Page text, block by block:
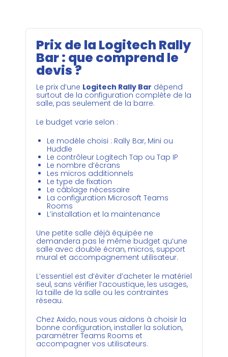
Prix de la Logitech Rally
Bar : que comprend le
devis ?
Le prix d’une Logitech Rally Bar dépend
surtout de la configuration complète de la
salle, pas seulement de la barre.
Le budget varie selon :
Le modèle choisi : Rally Bar, Mini ou
Huddle
Le contrôleur Logitech Tap ou Tap IP
Le nombre d’écrans
Les micros additionnels
Le type de fixation
Le câblage nécessaire
La configuration Microsoft Teams
Rooms
L’installation et la maintenance
Une petite salle déjà équipée ne
demandera pas le même budget qu’une
salle avec double écran, micros, support
mural et accompagnement utilisateur.
L’essentiel est d’éviter d’acheter le matériel
seul, sans vérifier l’acoustique, les usages,
la taille de la salle ou les contraintes
réseau.
Chez Axido, nous vous aidons à choisir la
bonne configuration, installer la solution,
paramétrer Teams Rooms et
accompagner vos utilisateurs.